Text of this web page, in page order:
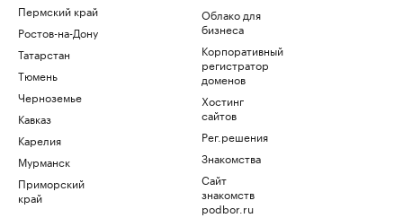
Пермский край
Ростов-на-Дону
Татарстан
Тюмень
Черноземье
Кавказ
Карелия
Мурманск
Приморский
край
Облако для
бизнеса
Корпоративный
регистратор
доменов
Хостинг
сайтов
Рег.решения
Знакомства
Сайт
знакомств
podbor.ru